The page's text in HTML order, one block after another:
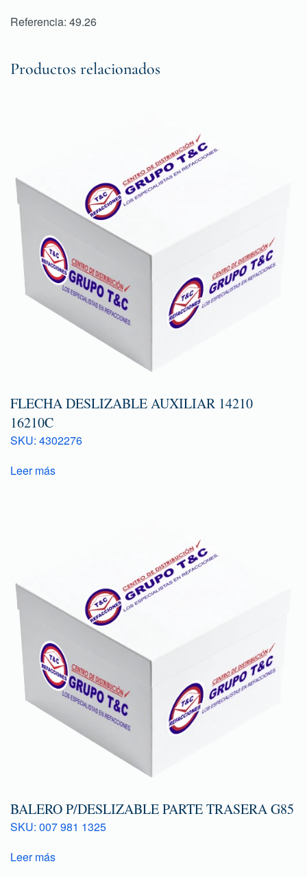
Referencia: 49.26
Productos relacionados
FLECHA DESLIZABLE AUXILIAR 14210
16210C
SKU: 4302276
Leer más
BALERO P/DESLIZABLE PARTE TRASERA G85
SKU: 007 981 1325
Leer más